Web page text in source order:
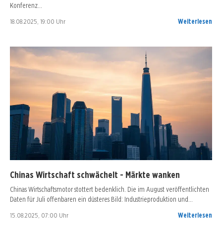
Konferenz…
18.08.2025, 19:00 Uhr Weiterlesen
Chinas Wirtschaft schwächelt - Märkte wanken
Chinas Wirtschaftsmotor stottert bedenklich. Die im August veröffentlichten
Daten für Juli offenbaren ein düsteres Bild: Industrieproduktion und…
15.08.2025, 07:00 Uhr Weiterlesen